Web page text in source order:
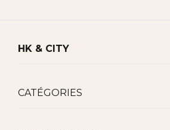
HK & CITY
CATÉGORIES